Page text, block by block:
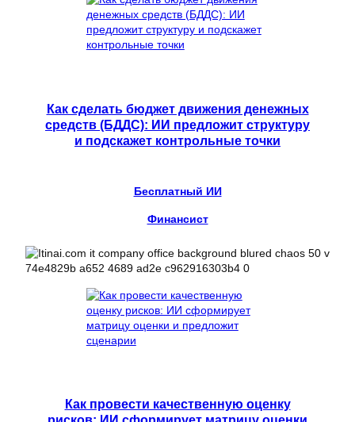
Как сделать бюджет движения денежных
средств (БДДС): ИИ предложит структуру
и подскажет контрольные точки
Бесплатный ИИ
Финансист
Как провести качественную оценку